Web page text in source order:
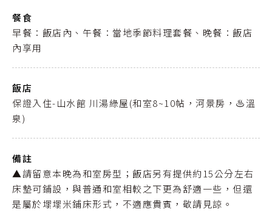
餐食
早餐：飯店內、午餐：當地季節料理套餐、晚餐：飯店
內享用
飯店
保證入住-山水館 川湯綠屋(和室8~10帖，河景房，♨️溫
泉)
備註
▲請留意本晚為和室房型；飯店另有提供約15公分左右
床墊可鋪設，與普通和室相較之下更為舒適一些，但還
是屬於塌塌米鋪床形式，不適應貴賓，敬請見諒。